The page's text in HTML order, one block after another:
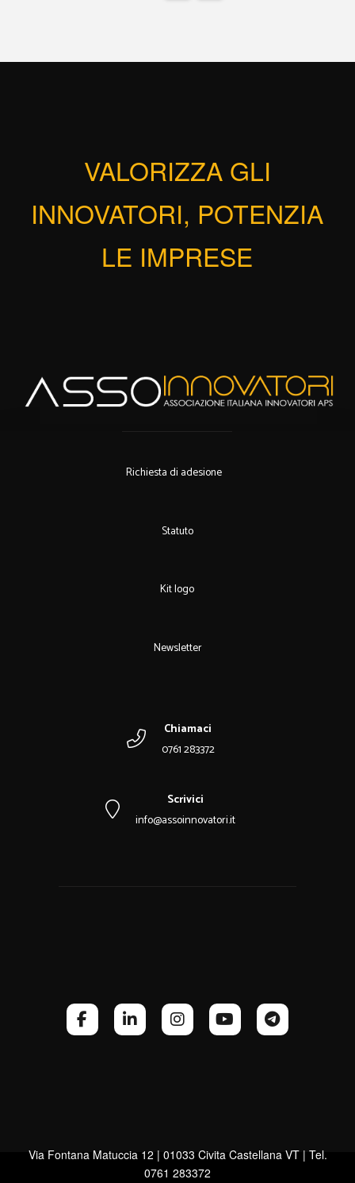
VALORIZZA GLI
INNOVATORI, POTENZIA
LE IMPRESE
Richiesta di adesione
Statuto
Kit logo
Newsletter
Chiamaci
0761 283372
Scrivici
info@assoinnovatori.it
Via Fontana Matuccia 12 | 01033 Civita Castellana VT | Tel.
0761 283372